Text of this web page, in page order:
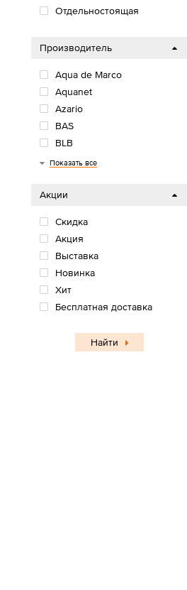
Отдельностоящая
Производитель
Aqua de Marco
Aquanet
Azario
BAS
BLB
Cersanit
Diwo
Goldman
Grossman
Kaldewei
Loranto
Niagara
Oda
Radomir
Roca
Santek
Stworki
Veconi
Показать все
Акции
Скидка
Акция
Выставка
Новинка
Хит
Бесплатная доставка
Найти